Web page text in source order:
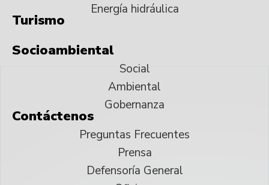
Energía hidráulica
Turismo
Socioambiental
Social
Ambiental
Gobernanza
Contáctenos
Preguntas Frecuentes
Prensa
Defensoría General